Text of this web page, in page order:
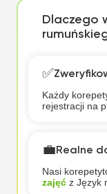
Dlaczego
✅
Każdy
rejestracji na
💼Realne
Nasi
zajęćz Język